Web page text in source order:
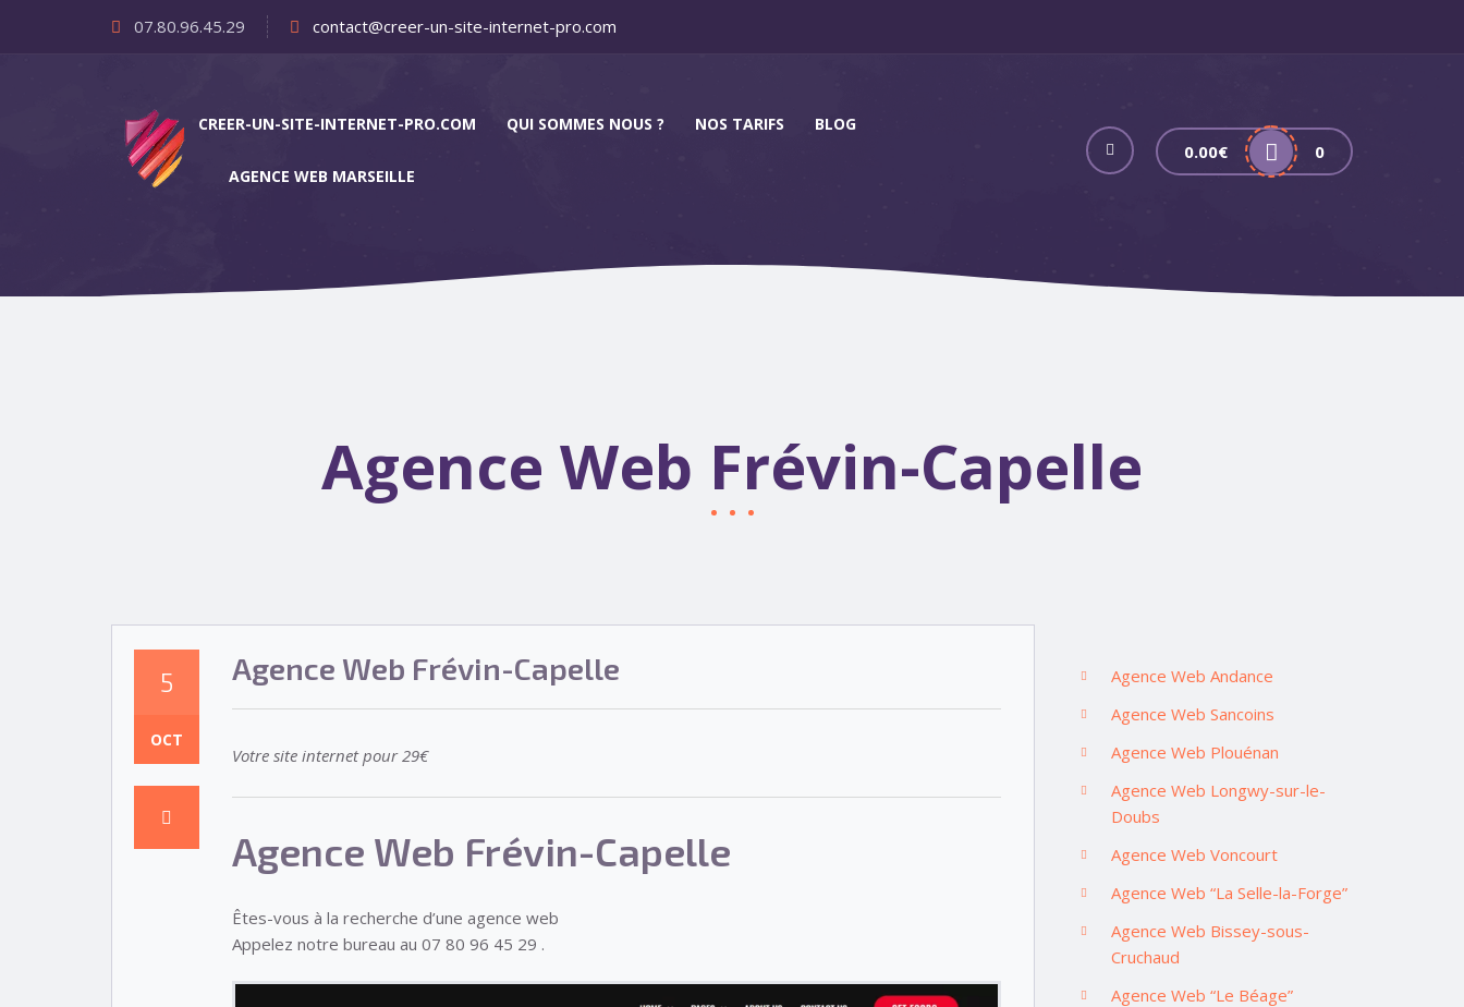
07.80.96.45.29 contact@creer-un-site-internet-pro.com
CREER-UN-SITE-INTERNET-PRO.COM QUI SOMMES NOUS ? NOS TARIFS BLOG
AGENCE WEB MARSEILLE
0.00€ 0
Agence Web Frévin-Capelle
5
OCT
Agence Web Frévin-Capelle
Votre site internet pour 29€
Agence Web Frévin-Capelle
Êtes-vous à la recherche d’une agence web
Appelez notre bureau au 07 80 96 45 29 .
Agence Web Andance
Agence Web Sancoins
Agence Web Plouénan
Agence Web Longwy-sur-le-
Doubs
Agence Web Voncourt
Agence Web “La Selle-la-Forge”
Agence Web Bissey-sous-
Cruchaud
Agence Web “Le Béage”